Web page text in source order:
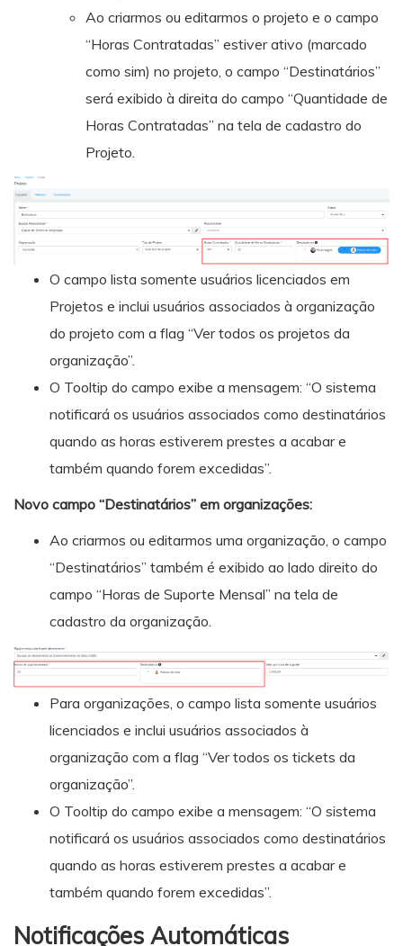
Ao criarmos ou editarmos o projeto e o campo
“Horas Contratadas” estiver ativo (marcado
como sim) no projeto, o campo “Destinatários”
será exibido à direita do campo “Quantidade de
Horas Contratadas” na tela de cadastro do
Projeto.
O campo lista somente usuários licenciados em
Projetos e inclui usuários associados à organização
do projeto com a flag “Ver todos os projetos da
organização”.
O Tooltip do campo exibe a mensagem: “O sistema
notificará os usuários associados como destinatários
quando as horas estiverem prestes a acabar e
também quando forem excedidas”.
Novo campo “Destinatários” em organizações:
Ao criarmos ou editarmos uma organização, o campo
“Destinatários” também é exibido ao lado direito do
campo “Horas de Suporte Mensal” na tela de
cadastro da organização.
Para organizações, o campo lista somente usuários
licenciados e inclui usuários associados à
organização com a flag “Ver todos os tickets da
organização”.
O Tooltip do campo exibe a mensagem: “O sistema
notificará os usuários associados como destinatários
quando as horas estiverem prestes a acabar e
também quando forem excedidas”.
Notificações Automáticas